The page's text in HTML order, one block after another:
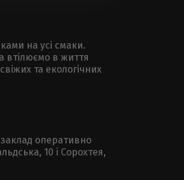
на усі смаки.
втілюємо в життя
та екологічних
оперативно
10 і Сорохтея,